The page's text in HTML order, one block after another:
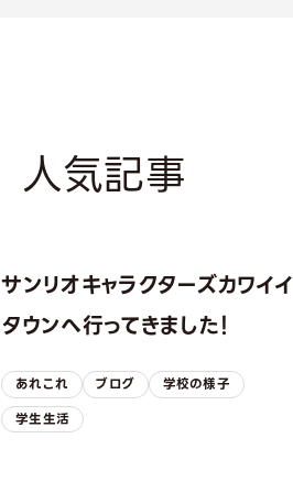
人気記事
サンリオキャラクターズカワイイ
タウンへ行ってきました！
あれこれ ブログ
学校の様子
学生生活